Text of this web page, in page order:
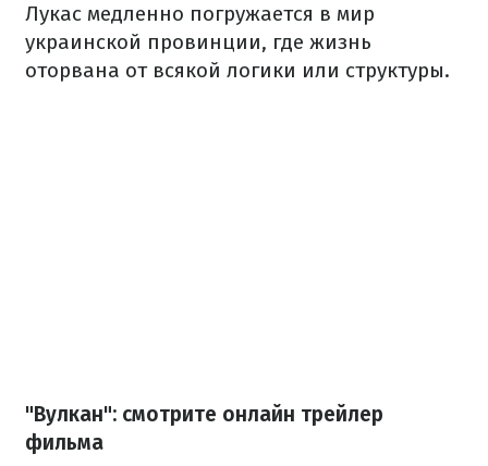
Лукас медленно погружается в мир
украинской провинции, где жизнь
оторвана от всякой логики или структуры.
"Вулкан": смотрите онлайн трейлер
фильма